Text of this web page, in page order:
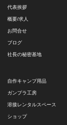
代表挨拶
概要/求人
お問合せ
ブログ
社長の秘密基地
自作キャンプ用品
ガンプラ工房
溶接レンタルスペース
ショップ